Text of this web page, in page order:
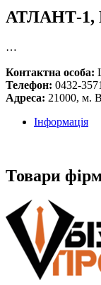
АТЛАНТ-
…
Контактна особа:
Телефон: 0432-
Адреса: 21000, м.
Інформація
Товари